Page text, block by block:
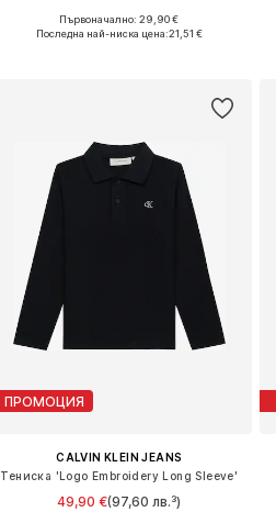
Налични размери: 152, 164, 170-176
Първоначално: 29,90 €
Последна най-ниска цена:21,51 €
ПРОМОЦИЯ
CALVIN KLEIN JEANS
Тениска 'Logo Embroidery Long Sleeve'
49,90 €(97,60 лв.³)